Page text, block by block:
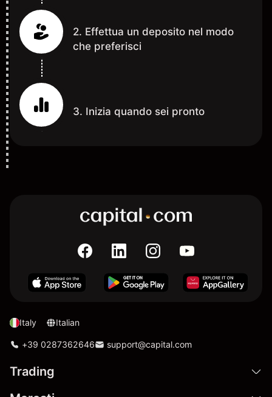
2. Effettua un deposito nel modo
che preferisci
3. Inizia quando sei pronto
Italy Italian
+39 0287362646 support@capital.com
Trading